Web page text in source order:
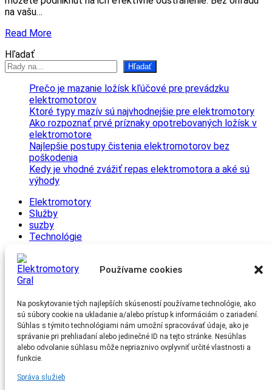
Používame cookies
Na poskytovanie tých najlepších skúseností používame technológie, ako
sú súbory cookie na ukladanie a/alebo prístup k informáciám o zariadení.
Súhlas s týmito technológiami nám umožní spracovávať údaje, ako je
správanie pri prehliadaní alebo jedinečné ID na tejto stránke. Nesúhlas
alebo odvolanie súhlasu môže nepriaznivo ovplyvniť určité vlastnosti a
funkcie.
Správa služieb
na vašu…
Read More
Hľadať
Hľadať
Prečo je mazanie ložísk kľúčové pre prevádzku
elektromotorov
Ktoré typy mazív sú najvhodnejšie pre elektromotory
Ako rozpoznať prvé príznaky opotrebovaných ložísk v
elektromotore
Najlepšie postupy čistenia elektromotorov bez
poškodenia
Kedy je vhodné zvážiť repas elektromotora a aké sú
výhody
Elektromotory
Služby
suzby
Technológie
Archív
júl 2025
jún 2025
máj 2025
apríl 2025
marec 2025
január 2025